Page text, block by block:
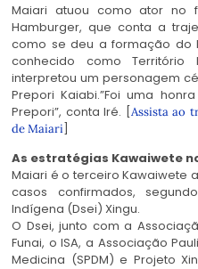
Maiari atuou como ator no
Hamburger, que conta a
como se deu a formação do
conhecido como Território
interpretou um personagem
Prepori Kaiabi.”Foi uma
Prepori”, conta Iré. [Assista ao
de Maiari]
As estratégias Kawaiwete
Maiari é o terceiro Kawaiwete
casos confirmados,
Indígena (Dsei) Xingu.
O Dsei, junto com a
Funai, o ISA, a Associação
Medicina (SPDM) e Projeto